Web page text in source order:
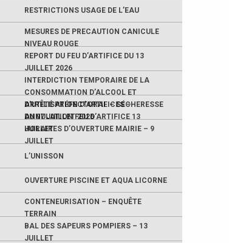
RESTRICTIONS USAGE DE L’EAU
MESURES DE PRECAUTION CANICULE
NIVEAU ROUGE
REPORT DU FEU D’ARTIFICE DU 13
JUILLET 2026
INTERDICTION TEMPORAIRE DE LA
CONSOMMATION D’ALCOOL ET
D’UTILISATION D’ARTIFICES –
ANNULATION FEU D’ARTIFICE 13
JUILLET
ARRÊTÉ PRÉFECTORAL – SÉCHERESSE
DU 07 JUILLET 2026
HORAIRES D’OUVERTURE MAIRIE – 9
JUILLET
L’UNISSON
OUVERTURE PISCINE ET AQUA LICORNE
CONTENEURISATION – ENQUÊTE
TERRAIN
BAL DES SAPEURS POMPIERS – 13
JUILLET